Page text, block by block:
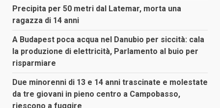
Precipita per 50 metri dal Latemar, morta una
ragazza di 14 anni
A Budapest poca acqua nel Danubio per siccità: cala
la produzione di elettricità, Parlamento al buio per
risparmiare
Due minorenni di 13 e 14 anni trascinate e molestate
da tre giovani in pieno centro a Campobasso,
riescono a fuggire